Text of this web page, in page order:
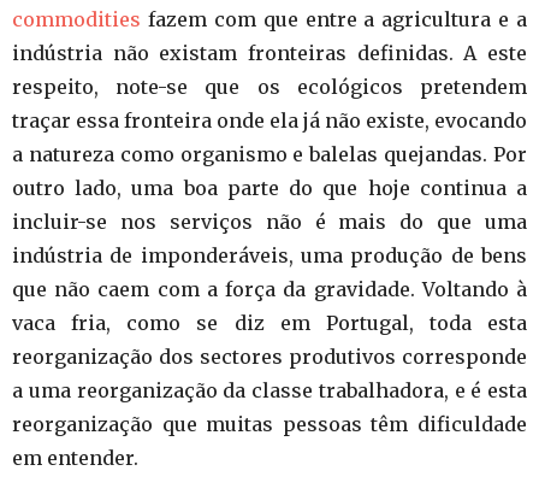
commodities fazem com que entre a agricultura e a
indústria não existam fronteiras definidas. A este
respeito, note-se que os ecológicos pretendem
traçar essa fronteira onde ela já não existe, evocando
a natureza como organismo e balelas quejandas. Por
outro lado, uma boa parte do que hoje continua a
incluir-se nos serviços não é mais do que uma
indústria de imponderáveis, uma produção de bens
que não caem com a força da gravidade. Voltando à
vaca fria, como se diz em Portugal, toda esta
reorganização dos sectores produtivos corresponde
a uma reorganização da classe trabalhadora, e é esta
reorganização que muitas pessoas têm dificuldade
em entender.